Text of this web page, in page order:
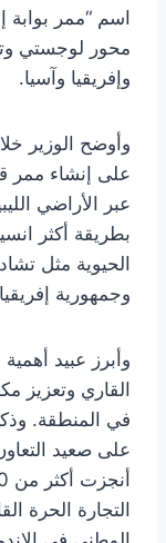
اسم “ممر بوابة
محور لوجستي
وإفريقيا وآسيا.
وأوضح الوزير
على إنشاء ممر
عبر الأراضي
بطريقة أكثر
الحيوية مثل
وجمهورية
وأبرز عبيد
القاري وتعزيز
في المنطقة.
على صعيد
التجارة الحرة